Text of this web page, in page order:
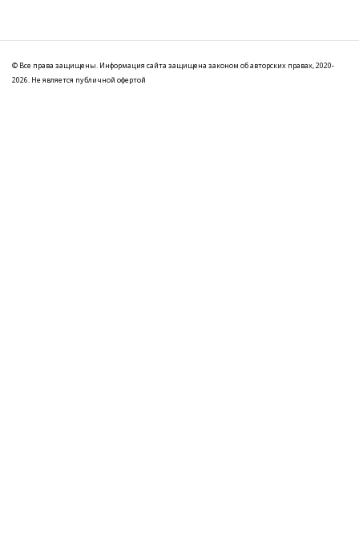
© Все права защищены. Информация сайта защищена законом об авторских правах, 2020-
2026. Не является публичной офертой